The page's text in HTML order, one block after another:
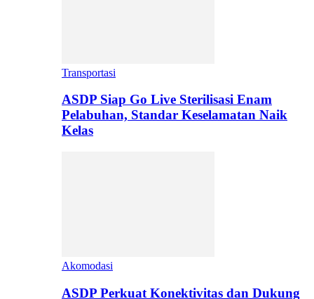
Transportasi
ASDP Siap Go Live Sterilisasi Enam
Pelabuhan, Standar Keselamatan Naik
Kelas
Akomodasi
ASDP Perkuat Konektivitas dan Dukung